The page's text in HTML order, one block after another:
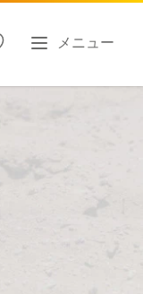
メニュー